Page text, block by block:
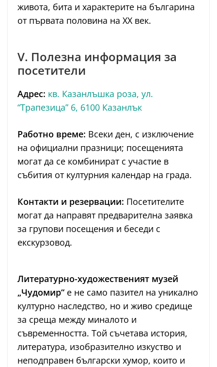
живота, бита и характерите на българина
от първата половина на XX век.
V. Полезна информация за
посетители
Адрес: кв. Казанлъшка роза, ул.
“Трапезица” 6, 6100 Казанлък
Работно време: Всеки ден, с изключение
на официални празници; посещенията
могат да се комбинират с участие в
събития от културния календар на града.
Контакти и резервации: Посетителите
могат да направят предварителна заявка
за групови посещения и беседи с
екскурзовод.
Литературно-художественият музей
„Чудомир“ е не само пазител на уникално
културно наследство, но и живо средище
за среща между миналото и
съвременността. Той съчетава история,
литература, изобразително изкуство и
неподправен български хумор, които и